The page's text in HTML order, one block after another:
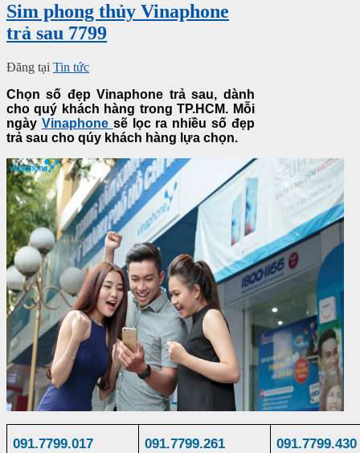
Sim phong thủy Vinaphone
trả sau 7799
Đăng tại Tin tức
Chọn số đẹp Vinaphone trả sau, dành
cho quý khách hàng trong TP.HCM. Mỗi
ngày Vinaphone sẽ lọc ra nhiều số đẹp
trả sau cho qúy khách hàng lựa chọn.
091.7799.017 091.7799.261 091.7799.430